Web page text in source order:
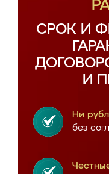
СРОК И
И
Ни
без